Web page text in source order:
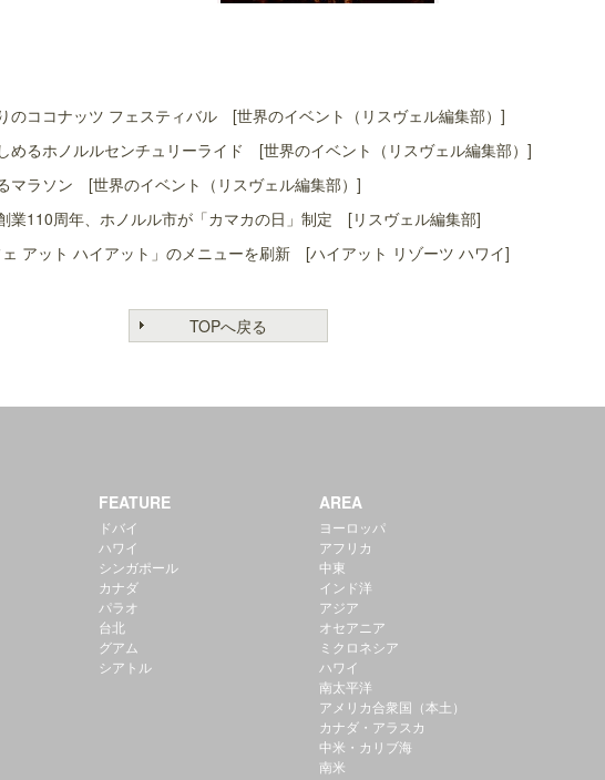
のココナッツ フェスティバル [世界のイベント（リスヴェル編集部）]
めるホノルルセンチュリーライド [世界のイベント（リスヴェル編集部）]
マラソン [世界のイベント（リスヴェル編集部）]
業110周年、ホノルル市が「カマカの日」制定 [リスヴェル編集部]
アット ハイアット」のメニューを刷新 [ハイアット リゾーツ ハワイ]
TOPへ戻る
FEATURE
ドバイ
ハワイ
シンガポール
カナダ
パラオ
台北
グアム
シアトル
AREA
ヨーロッパ
アフリカ
中東
インド洋
アジア
オセアニア
ミクロネシア
ハワイ
南太平洋
アメリカ合衆国（本土）
カナダ・アラスカ
中米・カリブ海
南米